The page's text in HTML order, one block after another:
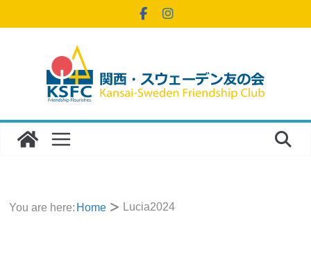
ン
ス
You are here: Home Lucia2024